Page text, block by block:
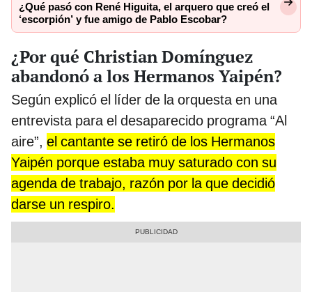
¿Qué pasó con René Higuita, el arquero que creó el
‘escorpión’ y fue amigo de Pablo Escobar?
¿Por qué Christian Domínguez
abandonó a los Hermanos Yaipén?
Según explicó el líder de la orquesta en una
entrevista para el desaparecido programa “Al
aire”, el cantante se retiró de los Hermanos
Yaipén porque estaba muy saturado con su
agenda de trabajo, razón por la que decidió
darse un respiro.